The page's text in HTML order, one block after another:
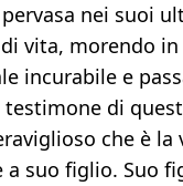
nei suoi
vita, morendo
incurabile e
testimone di
che è la
a suo figlio. Suo